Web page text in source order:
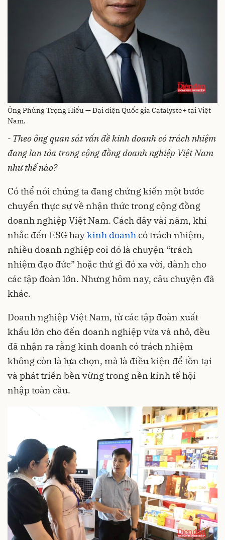
Ông Phùng Trọng Hiếu — Đại diện Quốc gia Catalyste+ tại Việt
Nam.
- Theo ông quan sát vấn đề kinh doanh có trách nhiệm
đang lan tỏa trong cộng đồng doanh nghiệp Việt Nam
như thế nào?
Có thể nói chúng ta đang chứng kiến một bước
chuyển thực sự về nhận thức trong cộng đồng
doanh nghiệp Việt Nam. Cách đây vài năm, khi
nhắc đến ESG haykinh doanhcó trách nhiệm,
nhiều doanh nghiệp coi đó là chuyện “trách
nhiệm đạo đức” hoặc thứ gì đó xa vời, dành cho
các tập đoàn lớn. Nhưng hôm nay, câu chuyện đã
khác.
Doanh nghiệp Việt Nam, từ các tập đoàn xuất
khẩu lớn cho đến doanh nghiệp vừa và nhỏ, đều
đã nhận ra rằng kinh doanh có trách nhiệm
không còn là lựa chọn, mà là điều kiện để tồn tại
và phát triển bền vững trong nền kinh tế hội
nhập toàn cầu.